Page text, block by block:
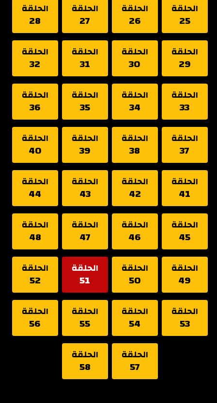
الحلقة
25
الحلقة
26
الحلقة
27
الحلقة
28
الحلقة
29
الحلقة
30
الحلقة
31
الحلقة
32
الحلقة
33
الحلقة
34
الحلقة
35
الحلقة
36
الحلقة
37
الحلقة
38
الحلقة
39
الحلقة
40
الحلقة
41
الحلقة
42
الحلقة
43
الحلقة
44
الحلقة
45
الحلقة
46
الحلقة
47
الحلقة
48
الحلقة
49
الحلقة
50
الحلقة
51
الحلقة
52
الحلقة
53
الحلقة
54
الحلقة
55
الحلقة
56
الحلقة
57
الحلقة
58